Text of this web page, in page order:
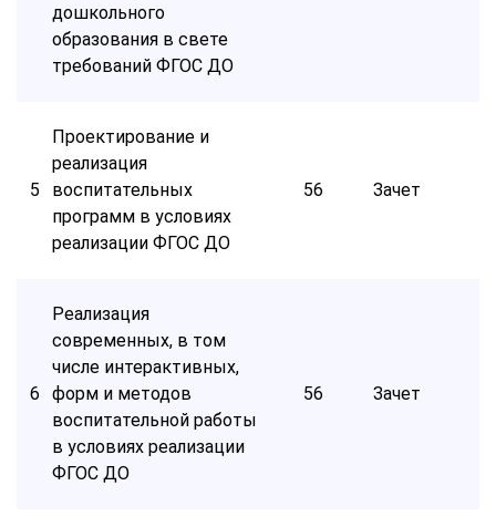
дошкольного
образования в свете
требований ФГОС ДО
5
Проектирование и
реализация
воспитательных
программ в условиях
реализации ФГОС ДО
56 Зачет
6
Реализация
современных, в том
числе интерактивных,
форм и методов
воспитательной работы
в условиях реализации
ФГОС ДО
56 Зачет